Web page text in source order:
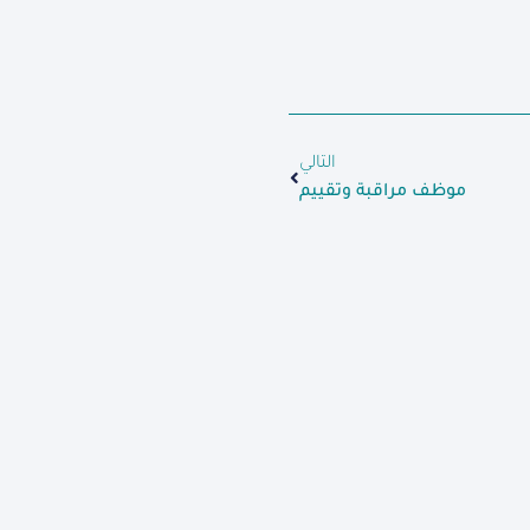
التالي
موظف مراقبة وتقييم